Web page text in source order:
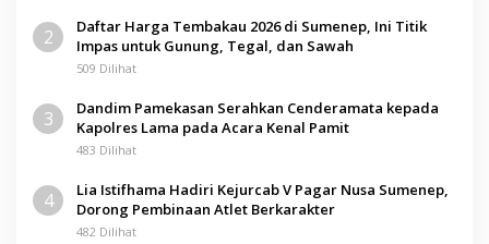
2
Daftar Harga Tembakau 2026 di Sumenep, Ini Titik
Impas untuk Gunung, Tegal, dan Sawah
509 Dilihat
3
Dandim Pamekasan Serahkan Cenderamata kepada
Kapolres Lama pada Acara Kenal Pamit
483 Dilihat
4
Lia Istifhama Hadiri Kejurcab V Pagar Nusa Sumenep,
Dorong Pembinaan Atlet Berkarakter
482 Dilihat